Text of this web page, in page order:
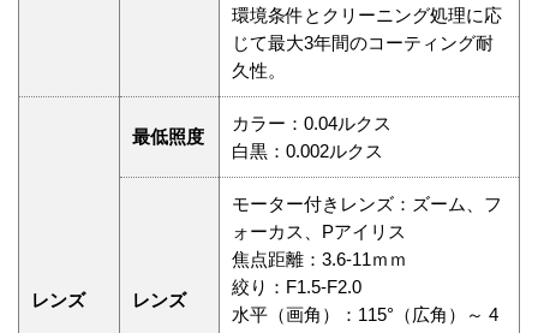
環境条件とクリーニング処理に応
じて最大3年間のコーティング耐
久性。
レンズ
最低照度
カラー：0.04ルクス
白黒：0.002ルクス
レンズ
モーター付きレンズ：ズーム、フ
ォーカス、Pアイリス
焦点距離：3.6-11ｍｍ
絞り：F1.5-F2.0
水平（画角）：115°（広角）～ 4